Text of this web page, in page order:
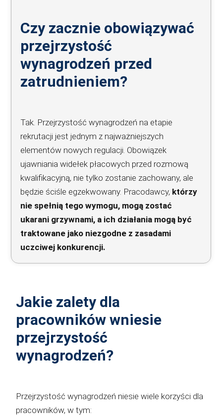
Czy zacznie obowiązywać
przejrzystość
wynagrodzeń przed
zatrudnieniem?
Tak. Przejrzystość wynagrodzeń na etapie
rekrutacji jest jednym z najważniejszych
elementów nowych regulacji. Obowiązek
ujawniania widełek płacowych przed rozmową
kwalifikacyjną, nie tylko zostanie zachowany, ale
będzie ściśle egzekwowany. Pracodawcy, którzy
nie spełnią tego wymogu, mogą zostać
ukarani grzywnami, a ich działania mogą być
traktowane jako niezgodne z zasadami
uczciwej konkurencji.
Jakie zalety dla
pracowników wniesie
przejrzystość
wynagrodzeń?
Przejrzystość wynagrodzeń niesie wiele korzyści dla
pracowników, w tym: